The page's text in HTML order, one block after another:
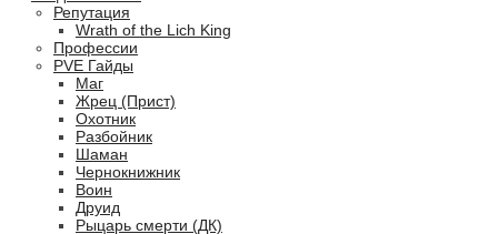
Репутация
Wrath of the Lich King
Профессии
PVE Гайды
Маг
Жрец (Прист)
Охотник
Разбойник
Шаман
Чернокнижник
Воин
Друид
Рыцарь смерти (ДК)